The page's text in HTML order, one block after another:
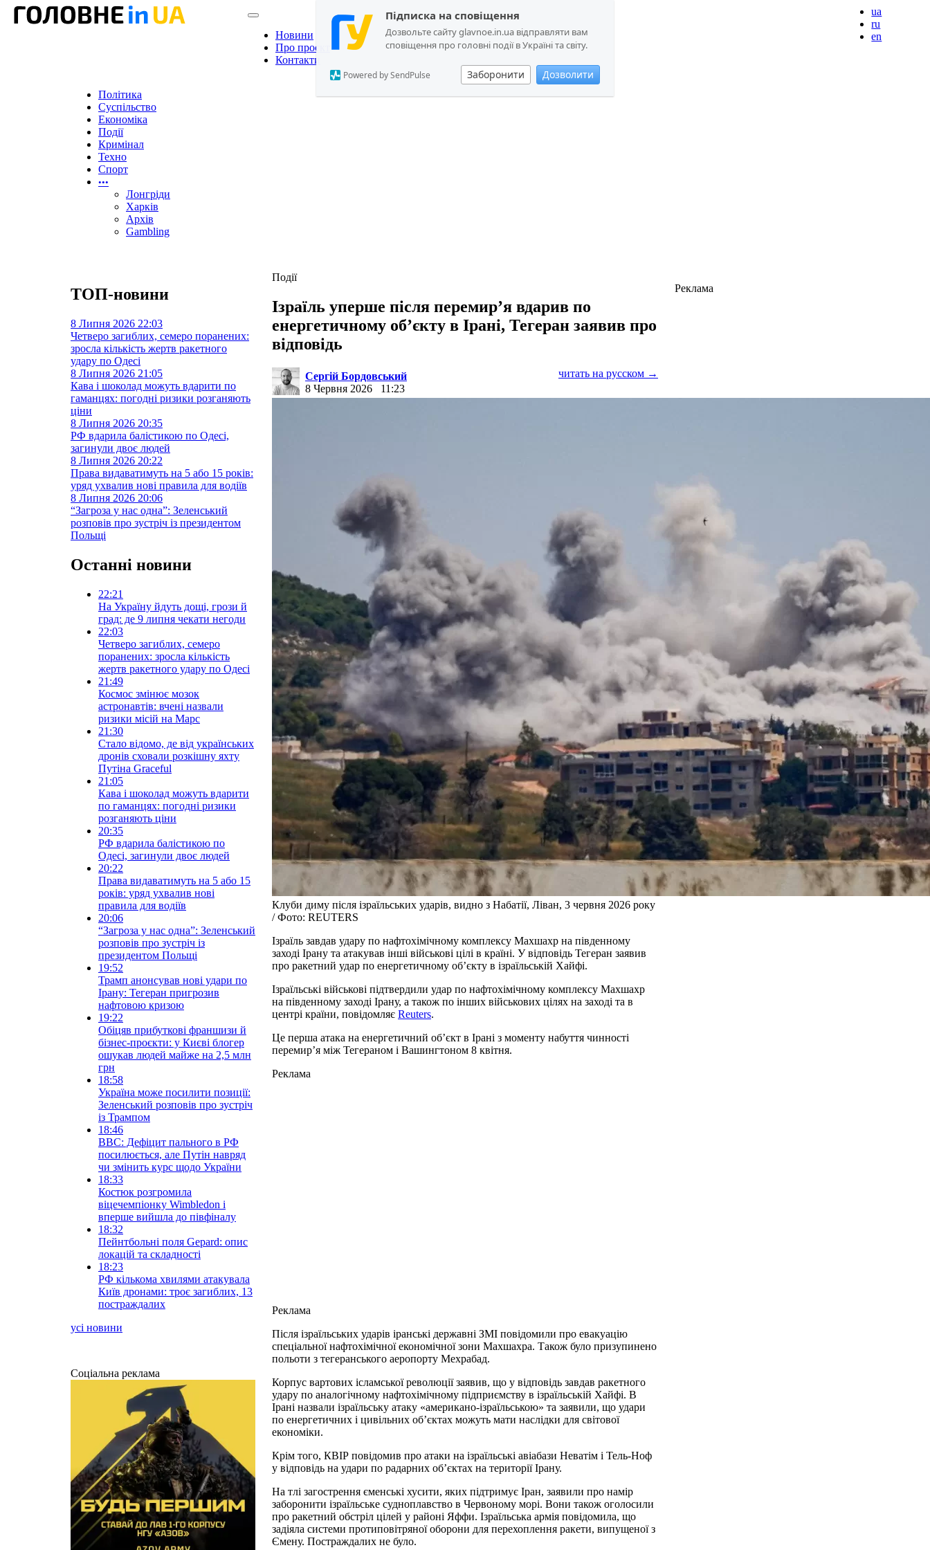
Підписка на сповіщення
Дозвольте сайту glavnoe.in.ua відправляти вам
сповіщення про головні події в Україні та світу.
Заборонити Дозволити
Powered by SendPulse
Новини
Про проєкт
Контакти
ua
ru
en
Політика
Суспільство
Економіка
Події
Кримінал
Техно
Спорт
•••
Лонгріди
Харків
Архів
Gambling
Події
Ізраїль уперше після перемир’я вдарив по
енергетичному об’єкту в Ірані, Тегеран заявив про
відповідь
Сергій Бордовський
8 Червня 2026
11:23
читать на русском →
Клуби диму після ізраїльських ударів, видно з Набатії, Ліван, 3 червня 2026 року
/ Фото: REUTERS
Ізраїль завдав удару по нафтохімічному комплексу Махшахр на південному
заході Ірану та атакував інші військові цілі в країні. У відповідь Тегеран заявив
про ракетний удар по енергетичному об’єкту в ізраїльській Хайфі.
Ізраїльські військові підтвердили удар по нафтохімічному комплексу Махшахр
на південному заході Ірану, а також по інших військових цілях на заході та в
центрі країни, повідомляє Reuters.
Це перша атака на енергетичний об’єкт в Ірані з моменту набуття чинності
перемир’я між Тегераном і Вашингтоном 8 квітня.
Реклама
Реклама
Після ізраїльських ударів іранські державні ЗМІ повідомили про евакуацію
спеціальної нафтохімічної економічної зони Махшахра. Також було призупинено
польоти з тегеранського аеропорту Мехрабад.
Корпус вартових ісламської революції заявив, що у відповідь завдав ракетного
удару по аналогічному нафтохімічному підприємству в ізраїльській Хайфі. В
Ірані назвали ізраїльську атаку «американо-ізраїльською» та заявили, що удари
по енергетичних і цивільних об’єктах можуть мати наслідки для світової
економіки.
Крім того, КВІР повідомив про атаки на ізраїльські авіабази Неватім і Тель-Ноф
у відповідь на удари по радарних об’єктах на території Ірану.
На тлі загострення єменські хусити, яких підтримує Іран, заявили про намір
заборонити ізраїльське судноплавство в Червоному морі. Вони також оголосили
про ракетний обстріл цілей у районі Яффи. Ізраїльська армія повідомила, що
задіяла системи протиповітряної оборони для перехоплення ракети, випущеної з
Ємену. Постраждалих не було.
Реклама
ТОП-новини
8 Липня 2026 22:03
Четверо загиблих, семеро поранених:
зросла кількість жертв ракетного
удару по Одесі
8 Липня 2026 21:05
Кава і шоколад можуть вдарити по
гаманцях: погодні ризики розганяють
ціни
8 Липня 2026 20:35
РФ вдарила балістикою по Одесі,
загинули двоє людей
8 Липня 2026 20:22
Права видаватимуть на 5 або 15 років:
уряд ухвалив нові правила для водіїв
8 Липня 2026 20:06
“Загроза у нас одна”: Зеленський
розповів про зустріч із президентом
Польщі
Останні новини
22:21
На Україну йдуть дощі, грози й
град: де 9 липня чекати негоди
22:03
Четверо загиблих, семеро
поранених: зросла кількість
жертв ракетного удару по Одесі
21:49
Космос змінює мозок
астронавтів: вчені назвали
ризики місій на Марс
21:30
Стало відомо, де від українських
дронів сховали розкішну яхту
Путіна Graceful
21:05
Кава і шоколад можуть вдарити
по гаманцях: погодні ризики
розганяють ціни
20:35
РФ вдарила балістикою по
Одесі, загинули двоє людей
20:22
Права видаватимуть на 5 або 15
років: уряд ухвалив нові
правила для водіїв
20:06
“Загроза у нас одна”: Зеленський
розповів про зустріч із
президентом Польщі
19:52
Трамп анонсував нові удари по
Ірану: Тегеран пригрозив
нафтовою кризою
19:22
Обіцяв прибуткові франшизи й
бізнес-проєкти: у Києві блогер
ошукав людей майже на 2,5 млн
грн
18:58
Україна може посилити позиції:
Зеленський розповів про зустріч
із Трампом
18:46
BBC: Дефіцит пального в РФ
посилюється, але Путін навряд
чи змінить курс щодо України
18:33
Костюк розгромила
віцечемпіонку Wimbledon і
вперше вийшла до півфіналу
18:32
Пейнтбольні поля Gepard: опис
локацій та складності
18:23
РФ кількома хвилями атакувала
Київ дронами: троє загиблих, 13
постраждалих
усі новини
Соціальна реклама